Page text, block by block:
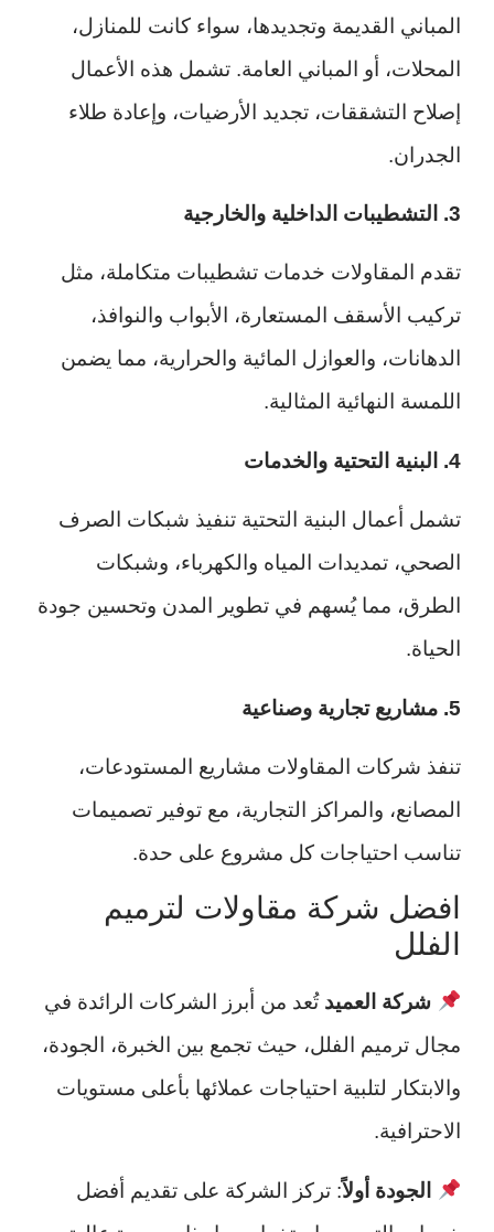
المباني القديمة وتجديدها، سواء كانت للمنازل،
المحلات، أو المباني العامة. تشمل هذه الأعمال
إصلاح التشققات، تجديد الأرضيات، وإعادة طلاء
الجدران.
3. التشطيبات الداخلية والخارجية
تقدم المقاولات خدمات تشطيبات متكاملة، مثل
تركيب الأسقف المستعارة، الأبواب والنوافذ،
الدهانات، والعوازل المائية والحرارية، مما يضمن
اللمسة النهائية المثالية.
4. البنية التحتية والخدمات
تشمل أعمال البنية التحتية تنفيذ شبكات الصرف
الصحي، تمديدات المياه والكهرباء، وشبكات
الطرق، مما يُسهم في تطوير المدن وتحسين جودة
الحياة.
5. مشاريع تجارية وصناعية
تنفذ شركات المقاولات مشاريع المستودعات،
المصانع، والمراكز التجارية، مع توفير تصميمات
تناسب احتياجات كل مشروع على حدة.
افضل شركة مقاولات لترميم
الفلل
شركة العميد تُعد من أبرز الشركات الرائدة في
مجال ترميم الفلل، حيث تجمع بين الخبرة، الجودة،
والابتكار لتلبية احتياجات عملائها بأعلى مستويات
الاحترافية.
الجودة أولاً: تركز الشركة على تقديم أفضل